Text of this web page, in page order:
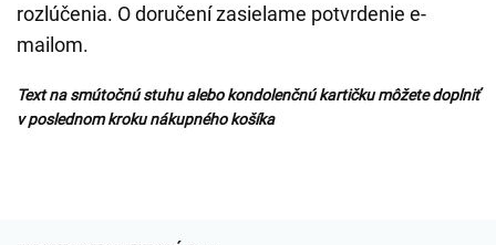
rozlúčenia. O doručení zasielame potvrdenie e-
mailom.
Text na smútočnú stuhu alebo kondolenčnú kartičku môžete doplniť
v poslednom kroku nákupného košíka